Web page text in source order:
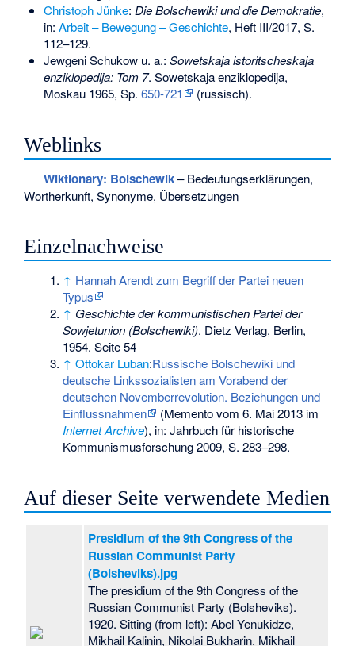
Christoph Jünke: Die Bolschewiki und die Demokratie,
in: Arbeit – Bewegung – Geschichte, Heft III/2017, S.
112–129.
Jewgeni Schukow u. a.: Sowetskaja istoritscheskaja
enziklopedija: Tom 7. Sowetskaja enziklopedija,
Moskau 1965, Sp. 650-721 (russisch).
Weblinks
Wiktionary: Bolschewik– Bedeutungserklärungen,
Wortherkunft, Synonyme, Übersetzungen
Einzelnachweise
↑ Hannah Arendt zum Begriff der Partei neuen
Typus
↑ Geschichte der kommunistischen Partei der
Sowjetunion (Bolschewiki). Dietz Verlag, Berlin,
1954. Seite 54
↑ Ottokar Luban:Russische Bolschewiki und
deutsche Linkssozialisten am Vorabend der
deutschen Novemberrevolution. Beziehungen und
Einflussnahmen
(Mementovom 6. Mai 2013 im
Internet Archive), in: Jahrbuch für historische
Kommunismusforschung 2009, S. 283–298.
Auf dieser Seite verwendete Medien
Presidium of the 9th Congress of the
Russian Communist Party
(Bolsheviks).jpg
The presidium of the 9th Congress of the
Russian Communist Party (Bolsheviks).
1920. Sitting (from left): Abel Yenukidze,
Mikhail Kalinin, Nikolai Bukharin, Mikhail